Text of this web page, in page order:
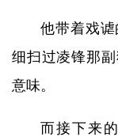
他带着戏
细扫过凌锋那
意味。
而接下来